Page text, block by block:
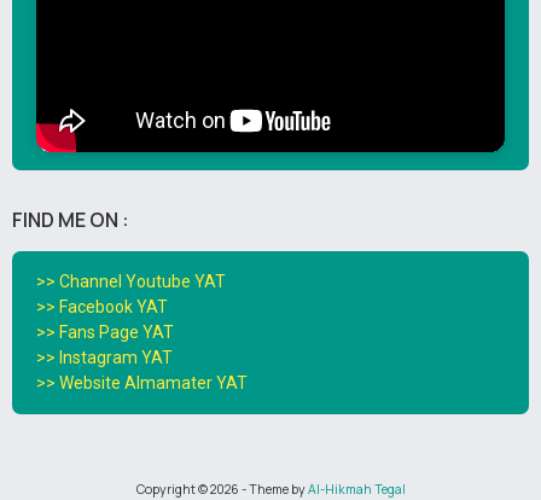
FIND ME ON :
>> Channel Youtube YAT
>> Facebook YAT
>> Fans Page YAT
>> Instagram YAT
>> Website Almamater YAT
Copyright ©2026 - Theme byAl-Hikmah Tegal